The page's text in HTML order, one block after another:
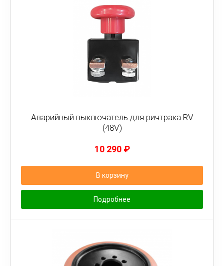
Аварийный выключатель для ричтрака RV
(48V)
10 290 ₽
В корзину
Подробнее